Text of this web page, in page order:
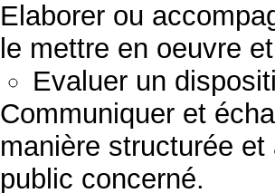
Elaborer ou
le mettre en oeuvre
Evaluer un
Communiquer et
manière structurée
public concerné.